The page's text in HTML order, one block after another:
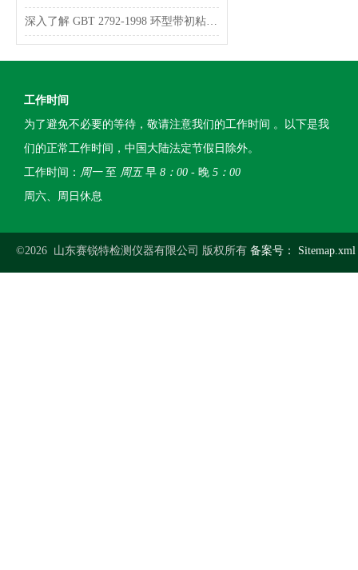
深入了解 GBT 2792-1998 环型带初粘测试仪技术参数
工作时间
为了避免不必要的等待，敬请注意我们的工作时间 。以下是我
们的正常工作时间，中国大陆法定节假日除外。
工作时间： 周一至 周五早 8：00 - 晚 5：00
周六、周日休息
©2026 山东赛锐特检测仪器有限公司 版权所有 备案号： Sitemap.xml